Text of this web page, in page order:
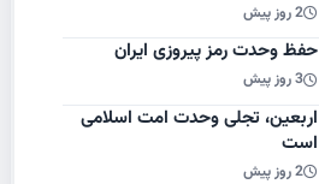
2 روز پیش
حفظ وحدت رمز پیروزی ایران
3 روز پیش
اربعین، تجلی وحدت امت اسلامی
است
2 روز پیش